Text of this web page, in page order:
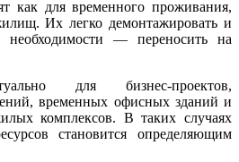
как для временного проживания,
Их легко демонтажировать и
необходимости — переносить на
для бизнес-проектов,
временных офисных зданий и
комплексов. В таких случаях
становится определяющим